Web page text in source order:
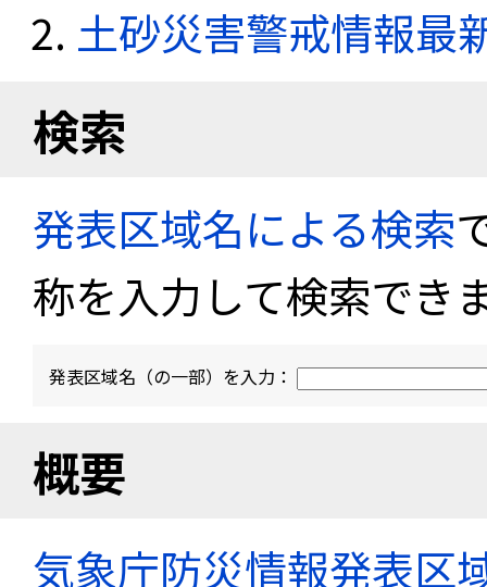
土砂災害警戒情報最
検索
発表区域名による検索
称を入力して検索でき
発表区域名（の一部）を入力：
概要
気象庁防災情報発表区